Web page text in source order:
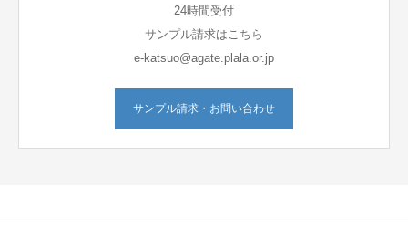
24時間受付
サンプル請求はこちら
e-katsuo@agate.plala.or.jp
サンプル請求・お問い合わせ